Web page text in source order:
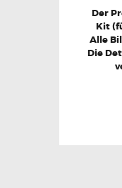
Der
Kit
Alle
Die